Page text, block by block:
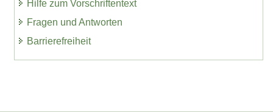
Hilfe zum Vorschriftentext
Fragen und Antworten
Barrierefreiheit